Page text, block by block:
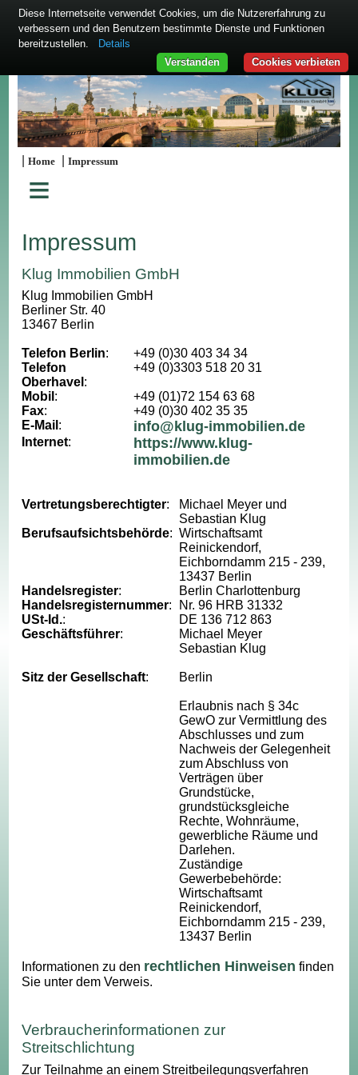
|Home |Impressum
≡
Impressum
Klug Immobilien GmbH
Klug Immobilien GmbH
Berliner Str. 40
13467 Berlin
Telefon Berlin:
+49 (0)30 403 34 34
Telefon
Oberhavel :
+49 (0)3303 518 20 31
Mobil :
+49 (01)72 154 63 68
Fax:
+49 (0)30 402 35 35
E-Mail : info@klug-immobilien.de
Internet:
https://www.klug-
immobilien.de
Vertretungsberechtigter:
Michael Meyer und
Sebastian Klug
Berufsaufsichtsbehörde:Wirtschaftsamt
Reinickendorf,
Eichborndamm 215 - 239,
13437 Berlin
Handelsregister:
Berlin Charlottenburg
Handelsregisternummer:
Nr. 96 HRB 31332
USt-Id.:
DE 136 712 863
Geschäftsführer:
Michael Meyer
Sebastian Klug
Sitz der Gesellschaft: Berlin
Erlaubnis nach § 34c
GewO zur Vermittlung des
Abschlusses und zum
Nachweis der Gelegenheit
zum Abschluss von
Verträgen über
Grundstücke,
grundstücksgleiche
Rechte, Wohnräume,
gewerbliche Räume und
Darlehen.
Zuständige
Gewerbebehörde:
Wirtschaftsamt
Reinickendorf,
Eichborndamm 215 - 239,
13437 Berlin
Informationen zu den rechtlichen Hinweisen finden
Sie unter dem Verweis.
Verbraucherinformationen zur
Streitschlichtung
Zur Teilnahme an einem Streitbeilegungsverfahren
Diese Internetseite verwendet Cookies, um die Nutzererfahrung zu
verbessern und den Benutzern bestimmte Dienste und Funktionen
bereitzustellen.
Details
Cookies verbieten
Verstanden